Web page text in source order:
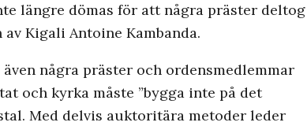
längre dömas för att några präster deltog
Kigali Antoine Kambanda.
några präster och ordensmedlemmar
och kyrka måste ”bygga inte på det
Med delvis auktoritära metoder leder